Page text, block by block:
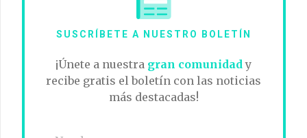
SUSCRÍBETE A NUESTRO BOLETÍN
¡Únete a nuestra gran comunidad y
recibe gratis el boletín con las noticias
más destacadas!